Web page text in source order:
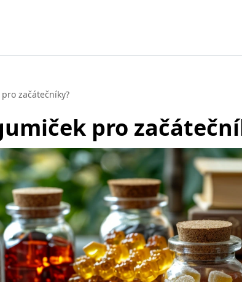
začátečníky?
pro